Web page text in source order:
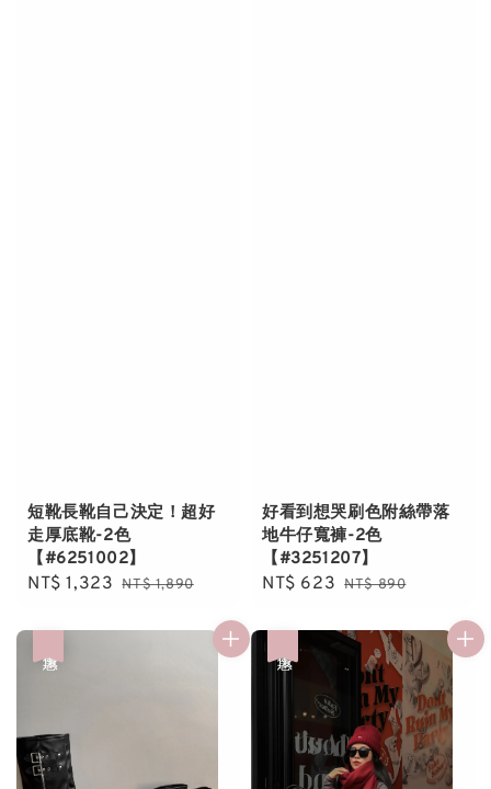
短靴長靴自己決定！超好
走厚底靴-2色
【#6251002】
Sale
NT$ 1,323 Regular
NT$ 1,890
好看到想哭刷色附絲帶落
地牛仔寬褲-2色
【#3251207】
Sale
NT$ 623 Regular
NT$ 890